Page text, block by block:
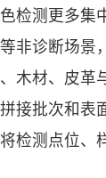
检测更多集
非诊断场景
木材、皮革
接批次和表
检测点位、